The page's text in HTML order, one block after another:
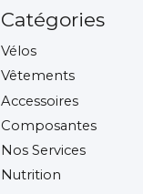
Catégories
Vélos
Vêtements
Accessoires
Composantes
Nos Services
Nutrition